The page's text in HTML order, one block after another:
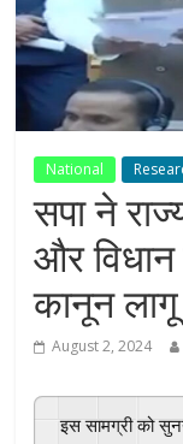
National
सपा ने
और विधान
कानून
August 2, 2024
इस सामग्री को